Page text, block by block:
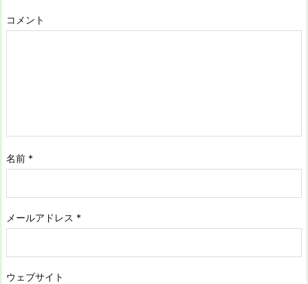
コメント
名前 *
メールアドレス *
ウェブサイト